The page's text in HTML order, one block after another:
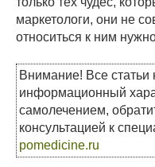
маркетологи, они не
относиться к ним
Внимание! Все статьи
информационный
самолечением,
консультацией к
pomedicine.ru